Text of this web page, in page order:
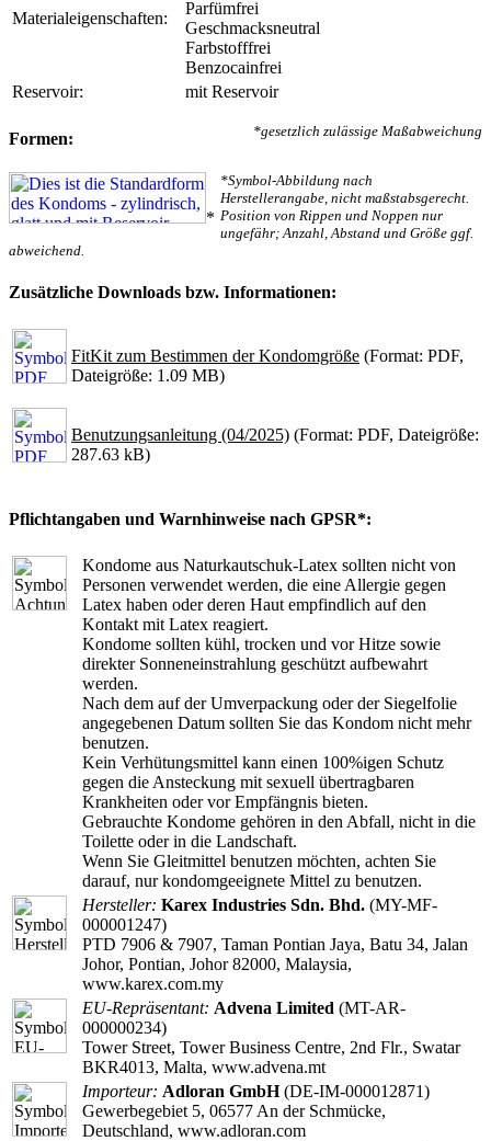
Materialeigenschaften:
Parfümfrei
Geschmacksneutral
Farbstofffrei
Benzocainfrei
Reservoir:
mit Reservoir
*gesetzlich zulässige Maßabweichung
Formen:
*
*Symbol-Abbildung nach
Herstellerangabe, nicht maßstabsgerecht.
Position von Rippen und Noppen nur
ungefähr; Anzahl, Abstand und Größe ggf.
abweichend.
Zusätzliche Downloads bzw. Informationen:
FitKit zum Bestimmen der Kondomgröße (Format: PDF,
Dateigröße: 1.09 MB)
Benutzungsanleitung (04/2025) (Format: PDF, Dateigröße:
287.63 kB)
Pflichtangaben und Warnhinweise nach GPSR*:
Kondome aus Naturkautschuk-Latex sollten nicht von
Personen verwendet werden, die eine Allergie gegen
Latex haben oder deren Haut empfindlich auf den
Kontakt mit Latex reagiert.
Kondome sollten kühl, trocken und vor Hitze sowie
direkter Sonneneinstrahlung geschützt aufbewahrt
werden.
Nach dem auf der Umverpackung oder der Siegelfolie
angegebenen Datum sollten Sie das Kondom nicht mehr
benutzen.
Kein Verhütungsmittel kann einen 100%igen Schutz
gegen die Ansteckung mit sexuell übertragbaren
Krankheiten oder vor Empfängnis bieten.
Gebrauchte Kondome gehören in den Abfall, nicht in die
Toilette oder in die Landschaft.
Wenn Sie Gleitmittel benutzen möchten, achten Sie
darauf, nur kondomgeeignete Mittel zu benutzen.
Hersteller: Karex Industries Sdn. Bhd. (MY-MF-
000001247)
PTD 7906 & 7907, Taman Pontian Jaya, Batu 34, Jalan
Johor, Pontian, Johor 82000, Malaysia,
www.karex.com.my
EU-Repräsentant: Advena Limited (MT-AR-
000000234)
Tower Street, Tower Business Centre, 2nd Flr., Swatar
BKR4013, Malta, www.advena.mt
Importeur: Adloran GmbH(DE-IM-000012871)
Gewerbegebiet 5, 06577 An der Schmücke,
Deutschland, www.adloran.com